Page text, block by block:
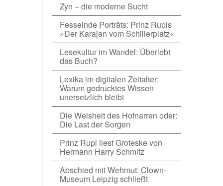
Zyn – die moderne Sucht
Fesselnde Porträts: Prinz Rupis
»Der Karajan vom Schillerplatz«
Lesekultur im Wandel: Überlebt
das Buch?
Lexika im digitalen Zeitalter:
Warum gedrucktes Wissen
unersetzlich bleibt
Die Weisheit des Hofnarren oder:
Die Last der Sorgen
Prinz Rupi liest Groteske von
Hermann Harry Schmitz
Abschied mit Wehmut: Clown-
Museum Leipzig schließt